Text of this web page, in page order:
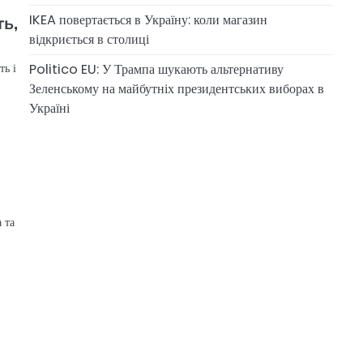
і
та
IKEA повертається в Україну: коли магазин
відкриється в столиці
Politico EU: У Трампа шукають альтернативу
Зеленському на майбутніх президентських виборах в
Україні